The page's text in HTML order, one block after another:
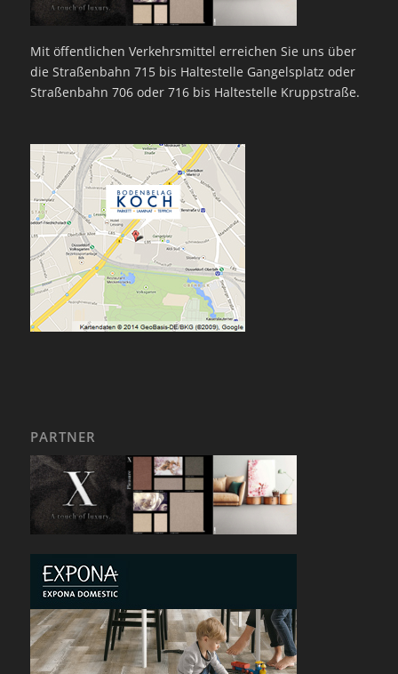
Mit öffentlichen Verkehrsmittel erreichen Sie uns über
die Straßenbahn 715 bis Haltestelle Gangelsplatz oder
Straßenbahn 706 oder 716 bis Haltestelle Kruppstraße.
PARTNER